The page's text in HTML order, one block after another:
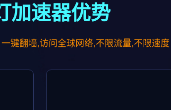
加速器优势
键翻墙,访问全球网络,不限流量,不限速度